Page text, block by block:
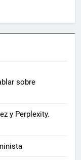
sobre
y Perplexity.